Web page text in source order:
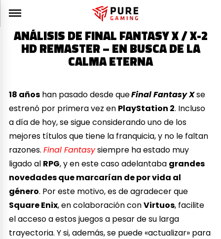
ANÁLISIS DE FINAL FANTASY X / X-2
HD REMASTER – EN BUSCA DE LA
CALMA ETERNA
18 años han pasado desde queFinal Fantasy Xse
estrenó por primera vez en PlayStation 2. Incluso
a día de hoy, se sigue considerando uno de los
mejores títulos que tiene la franquicia, y no le faltan
razones.Final Fantasysiempre ha estado muy
ligado al RPG, y en este caso adelantaba grandes
novedades que marcarían de por vida al
género. Por este motivo, es de agradecer que
Square Enix, en colaboración conVirtuos, facilite
el acceso a estos juegos a pesar de su larga
trayectoria. Y si, además, se puede «actualizar» para